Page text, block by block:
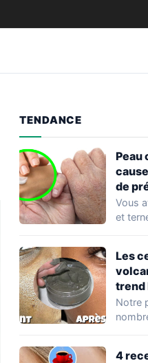
TENDANCE
Peau
de
Vous
et
Les
trend
peau
Notre
4